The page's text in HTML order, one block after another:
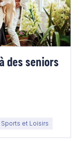
des seniors
et Loisirs